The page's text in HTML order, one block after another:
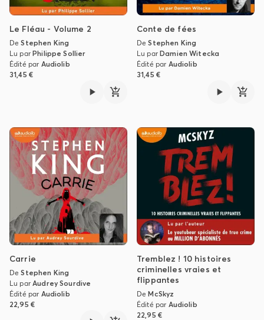
Le Fléau - Volume 2
DeStephen King
Lu parPhilippe Sollier
Édité par Audiolib
31,45 €
Conte de fées
DeStephen King
Lu parDamien Witecka
Édité par Audiolib
31,45 €
Carrie
DeStephen King
Lu parAudrey Sourdive
Édité par Audiolib
22,95 €
Tremblez ! 10 histoires
criminelles vraies et
flippantes
DeMcSkyz
Édité par Audiolib
22,95 €